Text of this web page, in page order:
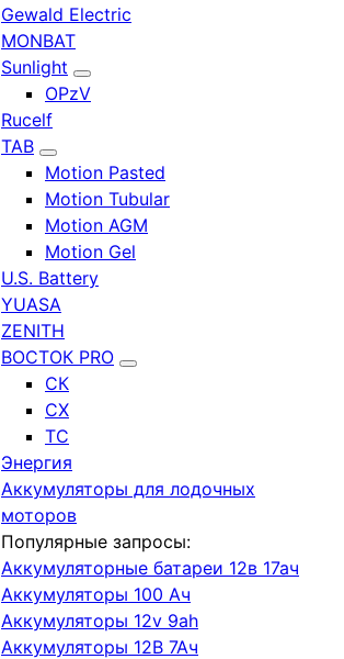
Gewald Electric
MONBAT
Sunlight
OPzV
Rucelf
TAB
Motion Pasted
Motion Tubular
Motion AGM
Motion Gel
U.S. Battery
YUASA
ZENITH
ВОСТОК PRO
СК
СХ
ТС
Энергия
Аккумуляторы для лодочных
моторов
Популярные запросы:
Аккумуляторные батареи 12в 17ач
Аккумуляторы 100 Ач
Аккумуляторы 12v 9ah
Аккумуляторы 12В 7Ач